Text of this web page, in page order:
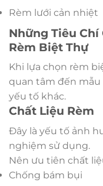
Rèm lưới cản nhiệt
Những Tiêu Chí
Rèm Biệt Thự
Khi lựa chọn rèm
quan tâm đến
yếu tố khác.
Chất Liệu Rèm
Đây là yếu tố ảnh
nghiệm sử dụng.
Nên ưu tiên chất
Chống bám bụi